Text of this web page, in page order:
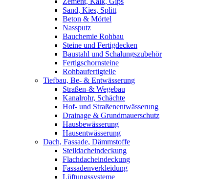
Sand, Kies, Splitt
Beton & Mörtel
Nassputz
Bauchemie Rohbau
Steine und Fertigdecken
Baustahl und Schalungszubehör
Fertigschornsteine
Rohbaufertigteile
Tiefbau, Be- & Entwässerung
Straßen-& Wegebau
Kanalrohr, Schächte
Hof- und Straßenentwässerung
Drainage & Grundmauerschutz
Hausbewässerung
Hausentwässerung
Dach, Fassade, Dämmstoffe
Steildacheindeckung
Flachdacheindeckung
Fassadenverkleidung
Lüftungssysteme